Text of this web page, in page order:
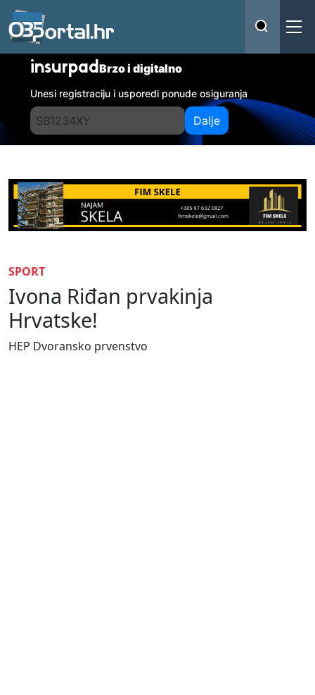
insurpadBrzo i digitalno
Unesi registraciju i usporedi ponude osiguranja
Dalje
SPORT
Ivona Riđan prvakinja
Hrvatske!
HEP Dvoransko prvenstvo